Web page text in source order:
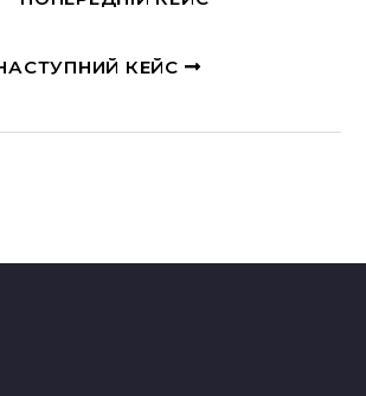
КЕЙС